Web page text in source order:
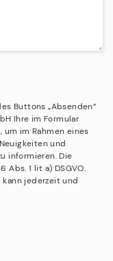
Buttons „Absenden“
Ihre im Formular
im Rahmen eines
und
informieren. Die
Abs. 1 lit a) DSGVO.
jederzeit und